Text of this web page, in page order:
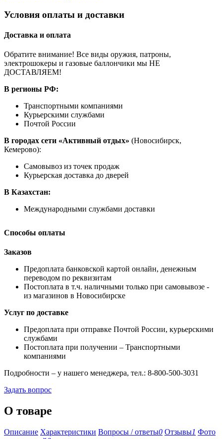
Условия оплаты и доставки
Доставка и оплата
Обратите внимание! Все виды оружия, патроны,
электрошокеры и газовые баллончики мы НЕ
ДОСТАВЛЯЕМ!
В регионы РФ:
Транспортными компаниями
Курьерскими службами
Почтой России
В городах сети «Активный отдых» (Новосибирск,
Кемерово):
Самовывоз из точек продаж
Курьерская доставка до дверей
В Казахстан:
Международными службами доставки
Способы оплаты
Заказов
Предоплата банковской картой онлайн, денежным
переводом по реквизитам
Постоплата в т.ч. наличными только при самовывозе -
из магазинов в Новосибирске
Услуг по доставке
Предоплата при отправке Почтой России, курьерскими
службами
Постоплата при получении – Транспортными
компаниями
Подробности – у нашего менеджера, тел.: 8-800-500-3031
Задать вопрос
О товаре
Описание Характеристики Вопросы / ответы0 Отзывы1 Фото